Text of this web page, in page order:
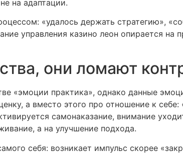
на адаптации.
«удалось держать стратегию»,
управления казино леон опирается на
они ломают
«эмоции практика», однако данные
а вместо этого про отношение к
самонаказание, внимание
а на улучшение подхода.
себя: возникает импульс скорее